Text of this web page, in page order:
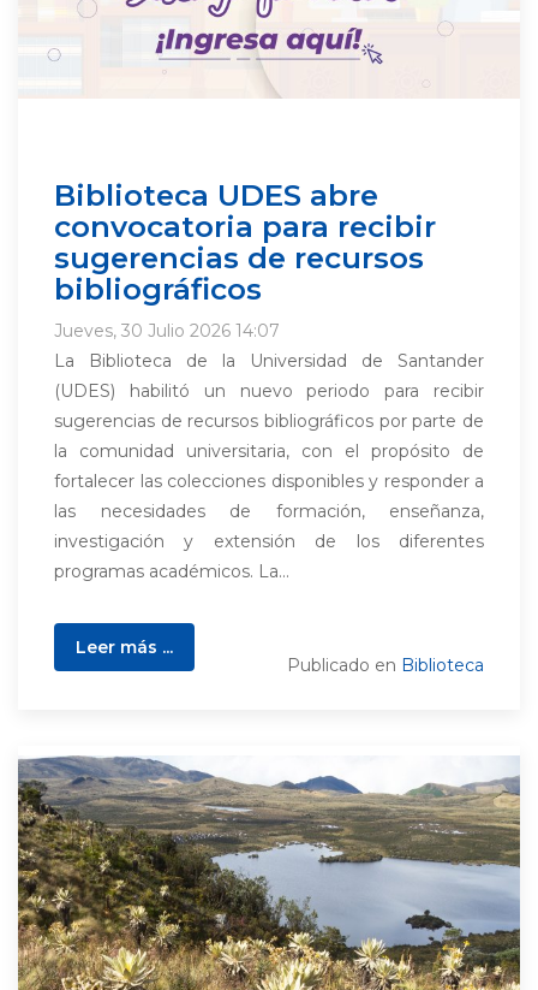
Biblioteca UDES abre
convocatoria para recibir
sugerencias de recursos
bibliográficos
Jueves, 30 Julio 2026 14:07
La Biblioteca de la Universidad de Santander
(UDES) habilitó un nuevo periodo para recibir
sugerencias de recursos bibliográficos por parte de
la comunidad universitaria, con el propósito de
fortalecer las colecciones disponibles y responder a
las necesidades de formación, enseñanza,
investigación y extensión de los diferentes
programas académicos. La...
Leer más ...
Publicado en Biblioteca